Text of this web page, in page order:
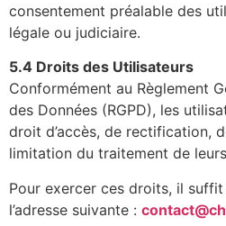
consentement préalable des
légale ou judiciaire.
5.4 Droits des Utilisateurs
Conformément au Règlement
des Données (RGPD), les
droit d’accès, de rectification,
limitation du traitement de
Pour exercer ces droits, il suffit
l’adresse suivante :